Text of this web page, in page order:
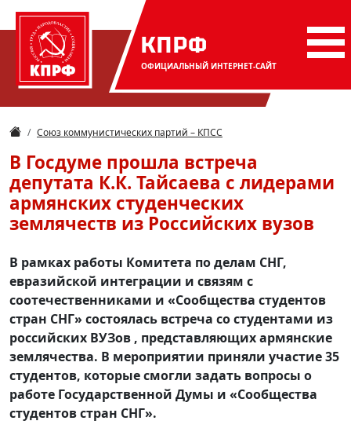
КПРФ
ОФИЦИАЛЬНЫЙ ИНТЕРНЕТ-САЙТ
Союз коммунистических партий – КПСС
В Госдуме прошла встреча
депутата К.К. Тайсаева с лидерами
армянских студенческих
землячеств из Российских вузов
В рамках работы Комитета по делам СНГ,
евразийской интеграции и связям с
соотечественниками и «Сообщества студентов
стран СНГ» состоялась встреча со студентами из
российских ВУЗов , представляющих армянские
землячества. В мероприятии приняли участие 35
студентов, которые смогли задать вопросы о
работе Государственной Думы и «Сообщества
студентов стран СНГ».